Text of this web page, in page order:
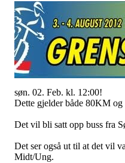
søn. 02. Feb. kl. 12:00!
Dette gjelder både 80KM
Det vil bli satt opp buss fra
Det ser også ut til at det vil
Midt/Ung.